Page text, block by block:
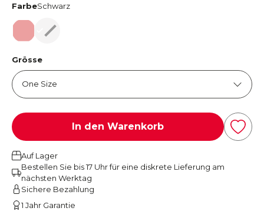
FarbeSchwarz
Rot Schwarz
Grösse
In den Warenkorb
Auf Lager
Bestellen Sie bis 17 Uhr für eine diskrete Lieferung am
nächsten Werktag
Sichere Bezahlung
1 Jahr Garantie